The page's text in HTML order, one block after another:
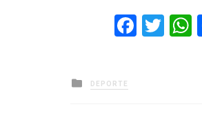
Posted
in
DEPORTE